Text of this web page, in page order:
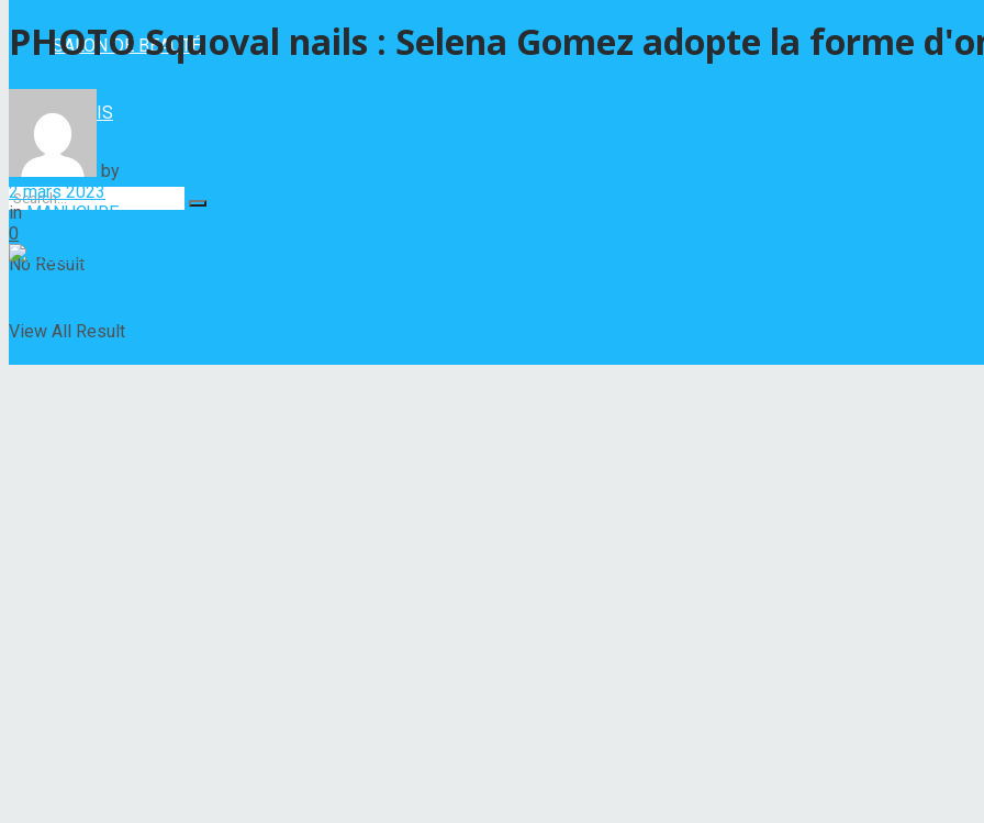
SALON DE BEAUTÉ
VERNIS
No Result
View All Result
PHOTO Squoval nails : Selena Gomez adopte la forme
by
2 mars 2023
in MANUCURE
0